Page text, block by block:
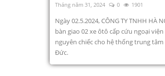
Tháng năm 31, 2024 0 1901
Ngày 02.5.2024, CÔNG TY TNHH HÀ
bàn giao 02 xe ôtô cấp cứu ngoại
nguyên chiếc cho hệ thống trung
Đức.